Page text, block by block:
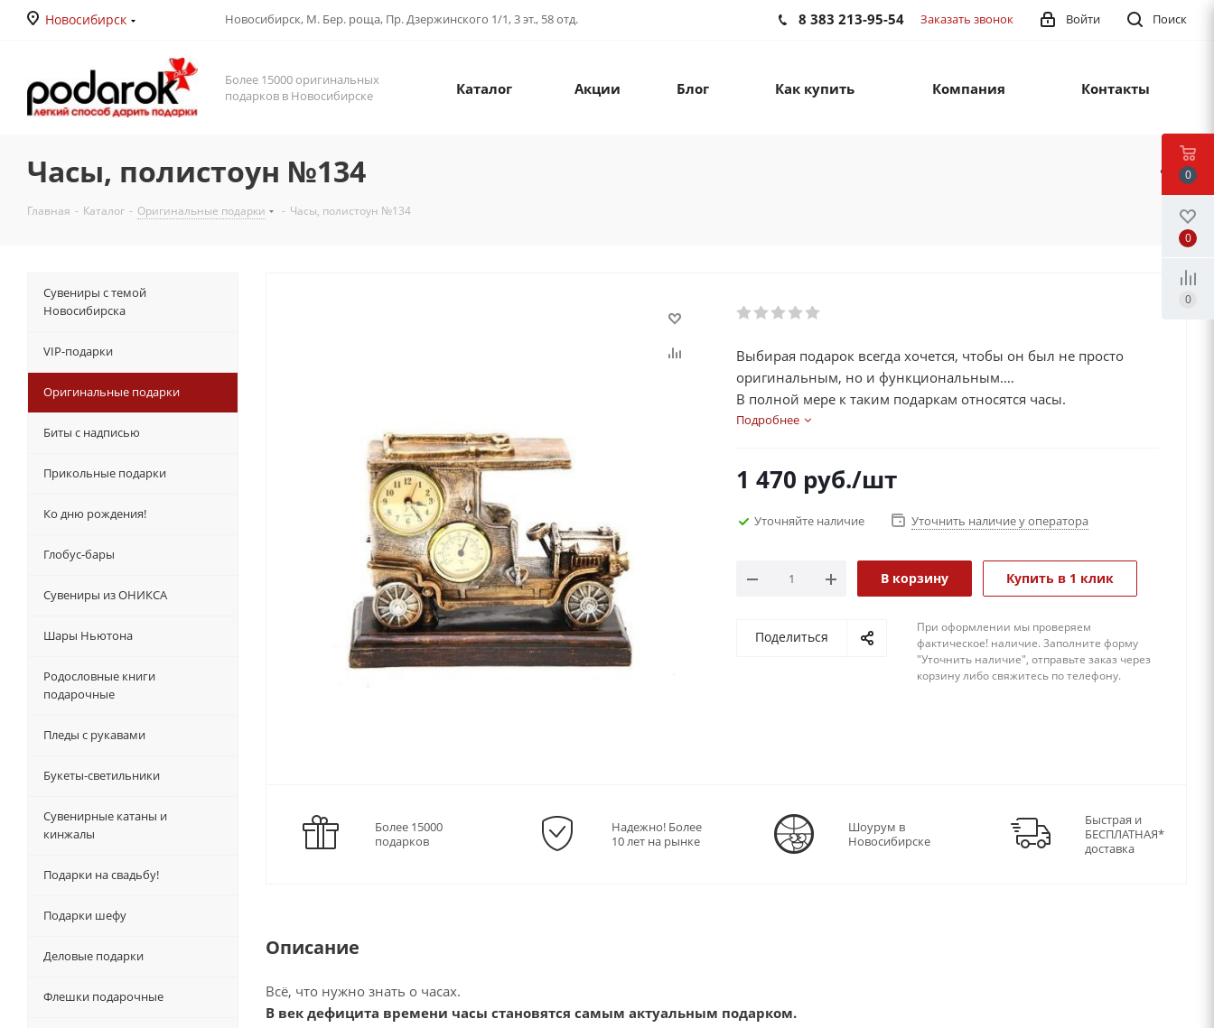
Новосибирск Новосибирск, М. Бер. роща, Пр. Дзержинского 1/1, 3 эт., 58 отд. Поиск
Войти
8 383 213-95-54 Заказать звонок
Более 15000 оригинальных
подарков в Новосибирске
Каталог Акции Блог Как купить Компания Контакты
Часы, полистоун №134
Главная - Каталог - Оригинальные подарки - Часы, полистоун №134
Выбирая подарок всегда хочется, чтобы он был не просто
оригинальным, но и функциональным.
В полной мере к таким подаркам относятся часы.
Подаренные вещи как якоря, взаимосвязаны с различными
якорь для того, кому Вы их дарите.
стильно!
Подробнее
1 470 руб./шт
Уточняйте наличие Уточнить наличие у оператора
В корзину Купить в 1 клик
Поделиться
При оформлении мы проверяем
фактическое! наличие. 3аполните форму
"Уточнить наличие", отправьте заказ через
корзину либо свяжитесь по телефону.
Более 15000
подарков
Надежно! Более
10 лет на рынке
Шоурум в
Новосибирске
Быстрая и
БЕСПЛАТНАЯ*
доставка
Описание
Всё, что нужно знать о часах.
В век дефицита времени часы становятся самым актуальным подарком.
Сувениры с темой
Новосибирска
VIP-подарки
Оригинальные подарки
Биты с надписью
Прикольные подарки
Ко дню рождения!
Глобус-бары
Сувениры из ОНИКСА
Шары Ньютона
Родословные книги
подарочные
Пледы с рукавами
Букеты-светильники
Сувенирные катаны и
кинжалы
Подарки на свадьбу!
Подарки шефу
Деловые подарки
Флешки подарочные
0
0
0